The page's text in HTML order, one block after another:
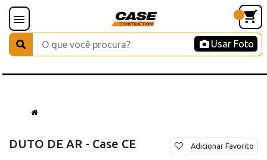
Usar Foto
DUTO DE AR - Case CE Adicionar Favorito